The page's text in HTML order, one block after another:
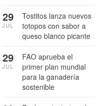
Tostitos lanza nuevos
totopos con sabor a
queso blanco picante
29
JUL
FAO aprueba el
primer plan mundial
para la ganadería
sostenible
29
JUL